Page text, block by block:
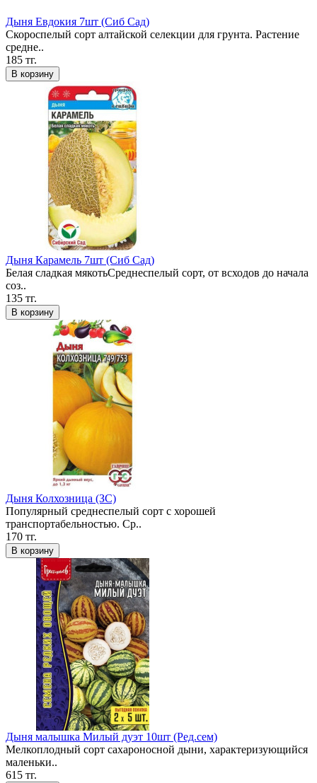
Дыня Евдокия 7шт (Сиб Сад)
Скороспелый сорт алтайской селекции для грунта. Растение
средне..
185 тг.
В корзину
Дыня Карамель 7шт (Сиб Сад)
Белая сладкая мякотьСреднеспелый сорт, от всходов до начала
соз..
135 тг.
В корзину
Дыня Колхозница (ЗС)
Популярный среднеспелый сорт с хорошей
транспортабельностью. Ср..
170 тг.
В корзину
Дыня малышка Милый дуэт 10шт (Ред.сем)
Мелкоплодный сорт сахароносной дыни, характеризующийся
маленьки..
615 тг.